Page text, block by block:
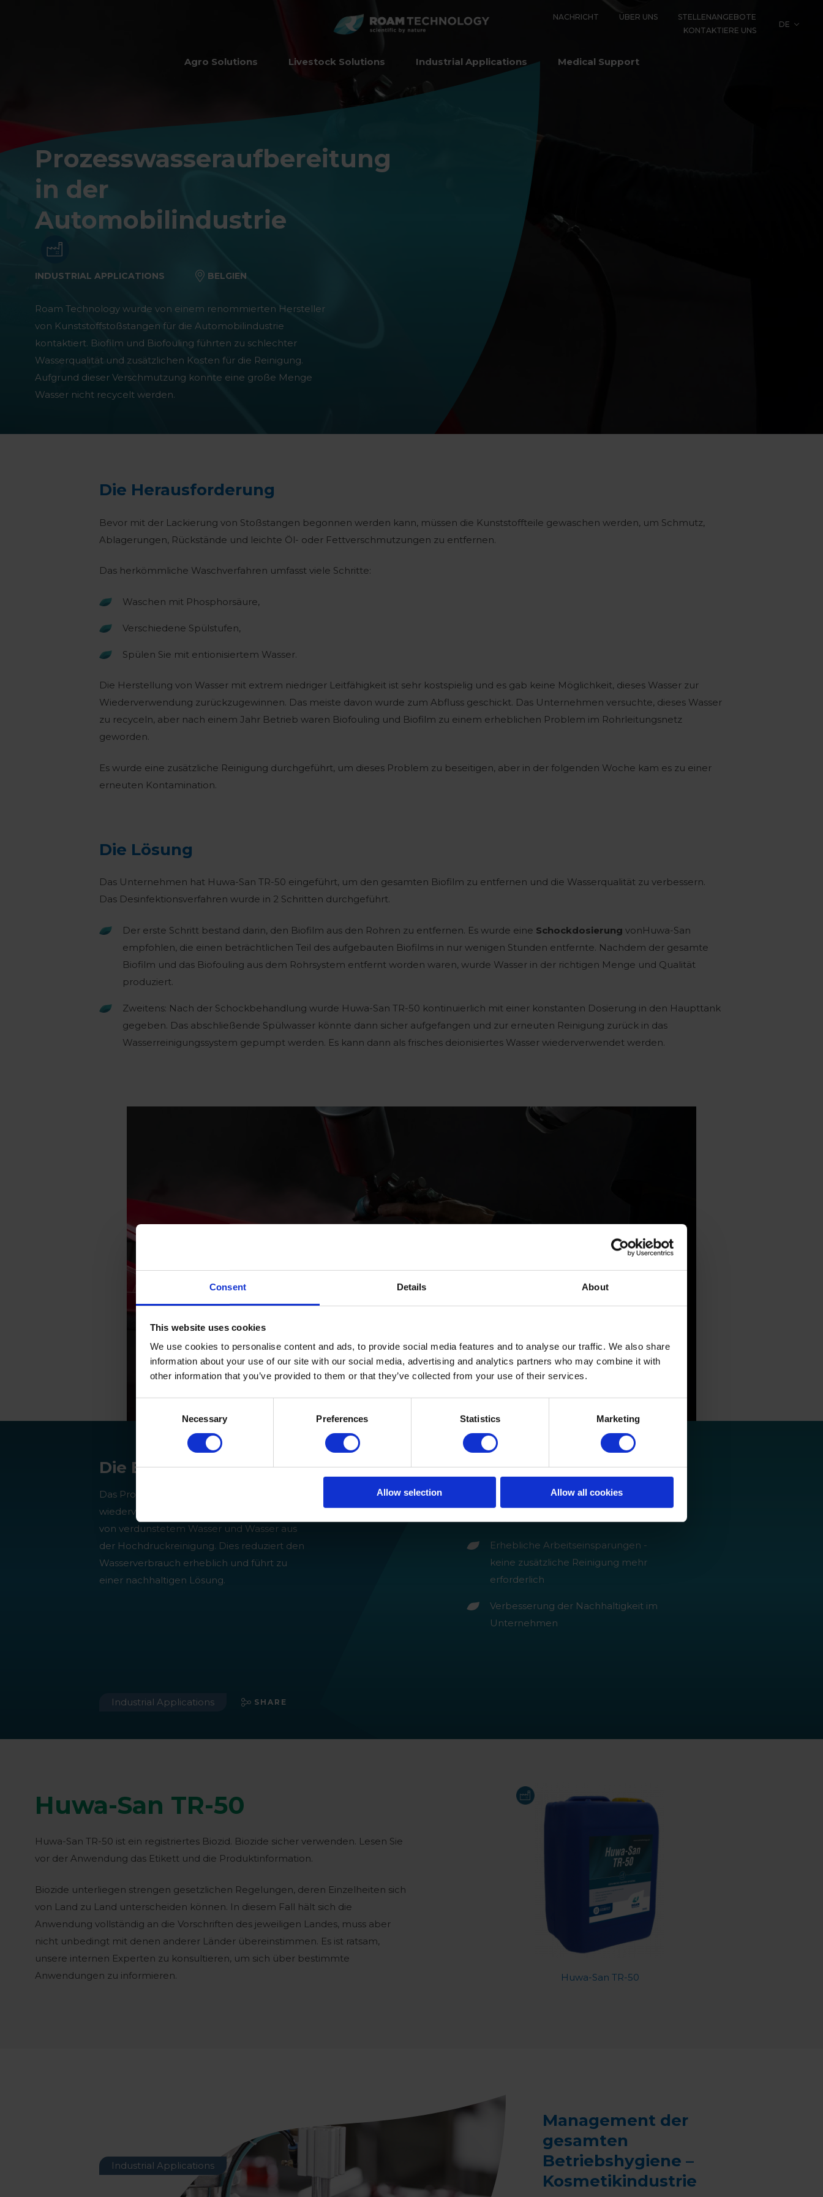
Consent Details About
This website uses cookies
We use cookies to personalise content and ads, to provide social media features and to analyse our traffic. We also share
information about your use of our site with our social media, advertising and analytics partners who may combine it with
other information that you’ve provided to them or that they’ve collected from your use of their services.
Necessary Preferences Statistics Marketing
Allow selection Allow all cookies
ROAM
TECHNOLOGY
NACHRICHT ÜBER UNS
STELLENANGEBOTE
KONTAKTIERE UNS
DE
Agro Solutions Livestock Solutions Industrial Applications Medical Support
Prozesswasseraufbereitung
in der
Automobilindustrie
INDUSTRIAL APPLICATIONS BELGIEN
Roam Technology wurde von einem renommierten Hersteller
von Kunststoffstoßstangen für die Automobilindustrie
kontaktiert. Biofilm und Biofouling führten zu schlechter
Wasserqualität und zusätzlichen Kosten für die Reinigung.
Aufgrund dieser Verschmutzung konnte eine große Menge
Wasser nicht recycelt werden.
Die Herausforderung
Bevor mit der Lackierung von Stoßstangen begonnen werden kann, müssen die Kunststoffteile gewaschen werden, um Schmutz,
Ablagerungen, Rückstände und leichte Öl- oder Fettverschmutzungen zu entfernen.
Das herkömmliche Waschverfahren umfasst viele Schritte:
Waschen mit Phosphorsäure,
Verschiedene Spülstufen,
Spülen Sie mit entionisiertem Wasser.
Die Herstellung von Wasser mit extrem niedriger Leitfähigkeit ist sehr kostspielig und es gab keine Möglichkeit, dieses Wasser zur
Wiederverwendung zurückzugewinnen. Das meiste davon wurde zum Abfluss geschickt. Das Unternehmen versuchte, dieses Wasser
zu recyceln, aber nach einem Jahr Betrieb waren Biofouling und Biofilm zu einem erheblichen Problem im Rohrleitungsnetz
geworden.
Es wurde eine zusätzliche Reinigung durchgeführt, um dieses Problem zu beseitigen, aber in der folgenden Woche kam es zu einer
erneuten Kontamination.
Die Lösung
Das Unternehmen hat Huwa-San TR-50 eingeführt, um den gesamten Biofilm zu entfernen und die Wasserqualität zu verbessern.
Das Desinfektionsverfahren wurde in 2 Schritten durchgeführt.
Der erste Schritt bestand darin, den Biofilm aus den Rohren zu entfernen. Es wurde eine Schockdosierung vonHuwa-San
empfohlen, die einen beträchtlichen Teil des aufgebauten Biofilms in nur wenigen Stunden entfernte. Nachdem der gesamte
Biofilm und das Biofouling aus dem Rohrsystem entfernt worden waren, wurde Wasser in der richtigen Menge und Qualität
produziert.
Zweitens: Nach der Schockbehandlung wurde Huwa-San TR-50 kontinuierlich mit einer konstanten Dosierung in den Haupttank
gegeben. Das abschließende Spülwasser könnte dann sicher aufgefangen und zur erneuten Reinigung zurück in das
Wasserreinigungssystem gepumpt werden. Es kann dann als frisches deionisiertes Wasser wiederverwendet werden.
Die Ergebnisse
Das Prozesswasser kann zu 100%
wiederverwendet werden, mit Ausnahme
von verdunstetem Wasser und Wasser aus
der Hochdruckreinigung. Dies reduziert den
Wasserverbrauch erheblich und führt zu
einer nachhaltigen Lösung.
Beseitigung von Biofilm und Biofouling
Wasser
Erhebliche Arbeitseinsparungen -
keine zusätzliche Reinigung mehr
erforderlich
Verbesserung der Nachhaltigkeit im
Unternehmen
Industrial Applications SHARE
Huwa-San TR-50
Huwa-San TR-50 ist ein registriertes Biozid. Biozide sicher verwenden. Lesen Sie
vor der Anwendung das Etikett und die Produktinformation.
Biozide unterliegen strengen gesetzlichen Regelungen, deren Einzelheiten sich
von Land zu Land unterscheiden können. In diesem Fall hält sich die
Anwendung vollständig an die Vorschriften des jeweiligen Landes, muss aber
nicht unbedingt mit denen anderer Länder übereinstimmen. Es ist ratsam,
unsere internen Experten zu konsultieren, um sich über bestimmte
Anwendungen zu informieren.
Huwa-San TR-50
Industrial Applications
Management der
gesamten
Betriebshygiene –
Kosmetikindustrie